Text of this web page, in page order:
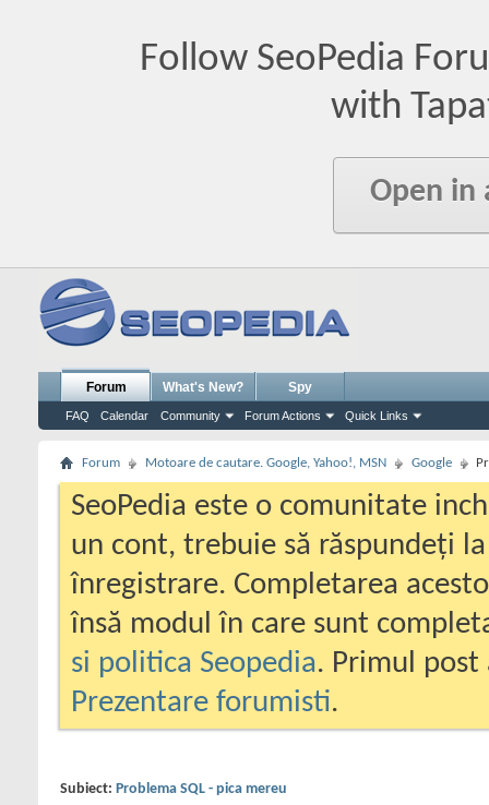
Follow SeoPedia
with
Open in
Forum
FAQ Calendar Community Forum Actions Quick Links
What's New? Spy
Forum Motoare de cautare. Google, Yahoo!, MSN Google
SeoPedia este o comunitate
un cont, trebuie să răspundeți
înregistrare. Completarea
însă modul în care sunt
si politica Seopedia. Primul
Prezentare forumisti.
Subiect: Problema SQL - pica mereu